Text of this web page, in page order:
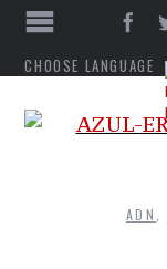
CHOOSE LANGUAGE
ADN